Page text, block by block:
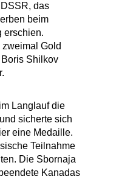
das
beim
erschien.
Gold
Shilkov
Langlauf die
sicherte sich
eine Medaille.
Teilnahme
Die Sbornaja
Kanadas